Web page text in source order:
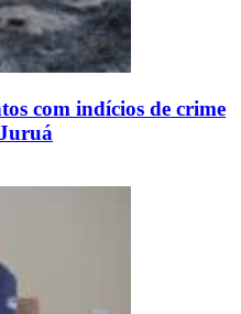
com indícios de crime